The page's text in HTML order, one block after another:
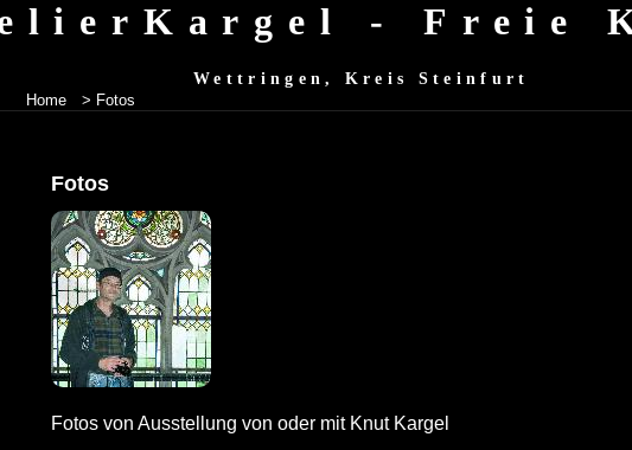
- Freie
Wettringen, Kreis Steinfurt
Home > Fotos
Fotos
Fotos von Ausstellung von oder mit Knut Kargel